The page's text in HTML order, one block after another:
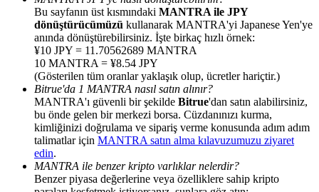
Deposit CASHCAT & Win
Deposit CASHCAT & Win
Bu sayfanın üst kısmındaki MANTRA ile JPY
dönüştürücümüzü kullanarak MANTRA'yi Japanese Yen'ye
anında dönüştürebilirsiniz. İşte birkaç hızlı örnek:
¥10 JPY = 11.70562689 MANTRA
10 MANTRA = ¥8.54 JPY
(Gösterilen tüm oranlar yaklaşık olup, ücretler hariçtir.)
Bitrue'da 1 MANTRA nasıl satın alınır?
MANTRA'ı güvenli bir şekilde Bitrue'dan satın alabilirsiniz,
bu önde gelen bir merkezi borsa. Cüzdanınızı kurma,
kimliğinizi doğrulama ve sipariş verme konusunda adım adım
talimatlar için MANTRA satın alma kılavuzumuzu ziyaret
edin.
MANTRA ile benzer kripto varlıklar nelerdir?
Benzer piyasa değerlerine veya özelliklere sahip kripto